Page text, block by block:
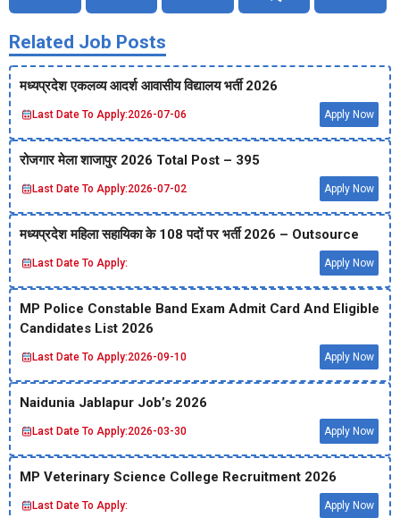
Related Job Posts
मध्‍यप्रदेश एकलव्‍य आदर्श आवासीय विद्यालय भर्ती 2026
Last Date To Apply:2026-07-06 Apply Now
रोजगार मेला शाजापुर 2026 Total Post – 395
Last Date To Apply:2026-07-02 Apply Now
मध्‍यप्रदेश महिला सहायिका के 108 पदों पर भर्ती 2026 – Outsource
Last Date To Apply: Apply Now
MP Police Constable Band Exam Admit Card And Eligible
Candidates List 2026
Last Date To Apply:2026-09-10 Apply Now
Naidunia Jablapur Job’s 2026
Last Date To Apply:2026-03-30 Apply Now
MP Veterinary Science College Recruitment 2026
Last Date To Apply: Apply Now